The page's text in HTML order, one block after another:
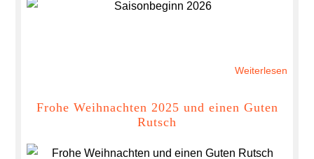
Weiterlesen
Frohe Weihnachten 2025 und einen Guten
Rutsch